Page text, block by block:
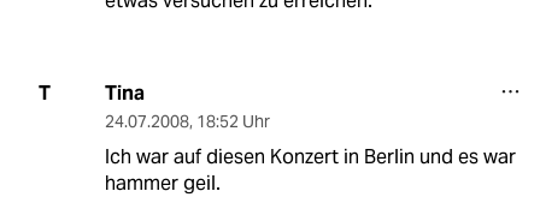
T Tina
24.07.2008, 18:52 Uhr
Ich war auf diesen Konzert in Berlin und es war
hammer geil.